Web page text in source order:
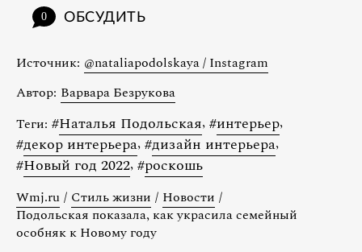
0 ОБСУДИТЬ
Источник: @nataliapodolskaya / Instagram
Автор: Варвара Безрукова
Теги: #Наталья Подольская, #интерьер,
#декор интерьера, #дизайн интерьера,
#Новый год 2022, #роскошь
Wmj.ru / Стиль жизни / Новости /
Подольская показала, как украсила семейный
особняк к Новому году